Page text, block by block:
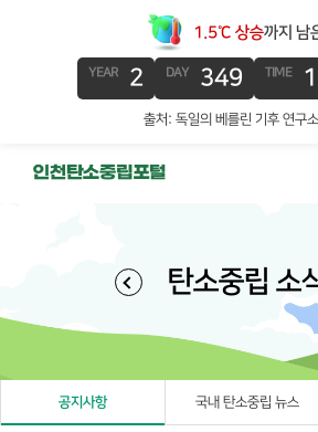
1.5℃ 상승까지 남
YEAR 2 DAY 349 TIME
출처: 독일의 베를린 기후 연구
탄소중립 소
공지사항 국내 탄소중립 뉴스